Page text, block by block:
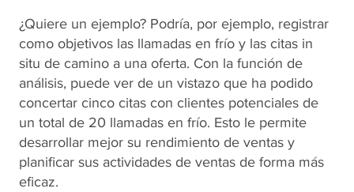
¿Quiere un ejemplo? Podría, por ejemplo, registrar
como objetivos las llamadas en frío y las citas in
situ de camino a una oferta. Con la función de
análisis, puede ver de un vistazo que ha podido
concertar cinco citas con clientes potenciales de
un total de 20 llamadas en frío. Esto le permite
desarrollar mejor su rendimiento de ventas y
planificar sus actividades de ventas de forma más
eficaz.